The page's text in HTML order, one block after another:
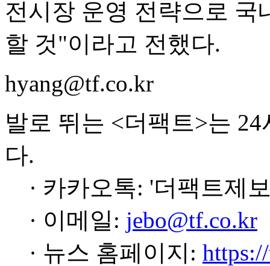
전시장 운영 전략으로 국
할 것"이라고 전했다.
hyang@tf.co.kr
발로 뛰는 <더팩트>는
다.
· 카카오톡: '더팩트제
· 이메일: jebo@tf.co.kr
· 뉴스 홈페이지: